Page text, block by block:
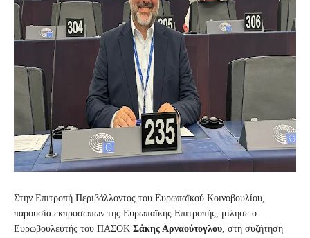
Στην Επιτροπή Περιβάλλοντος του Ευρωπαϊκού Κοινοβουλίου,
παρουσία εκπροσώπων της Ευρωπαϊκής Επιτροπής, μίλησε ο
Ευρωβουλευτής του ΠΑΣΟΚ Σάκης Αρναούτογλου, στη συζήτηση